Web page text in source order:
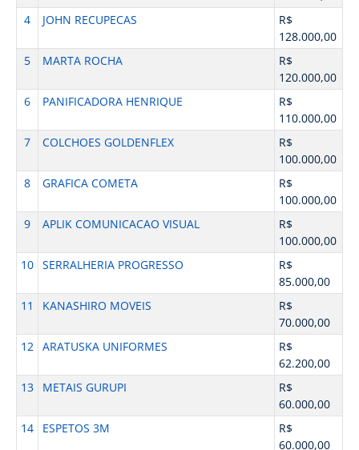
4
JOHN RECUPECAS
R$
128.000,00
5
MARTA ROCHA
R$
120.000,00
6
PANIFICADORA HENRIQUE
R$
110.000,00
7
COLCHOES GOLDENFLEX
R$
100.000,00
8
GRAFICA COMETA
R$
100.000,00
9
APLIK COMUNICACAO VISUAL
R$
100.000,00
10 SERRALHERIA PROGRESSO
R$
85.000,00
11
KANASHIRO MOVEIS
R$
70.000,00
12 ARATUSKA UNIFORMES
R$
62.200,00
13
METAIS GURUPI
R$
60.000,00
14
ESPETOS 3M
R$
60.000,00